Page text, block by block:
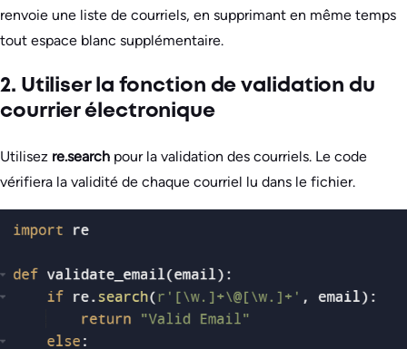
renvoie une liste de courriels, en supprimant en même temps
tout espace blanc supplémentaire.
2. Utiliser la fonction de validation du
courrier électronique
Utilisez re.search pour la validation des courriels. Le code
vérifiera la validité de chaque courriel lu dans le fichier.